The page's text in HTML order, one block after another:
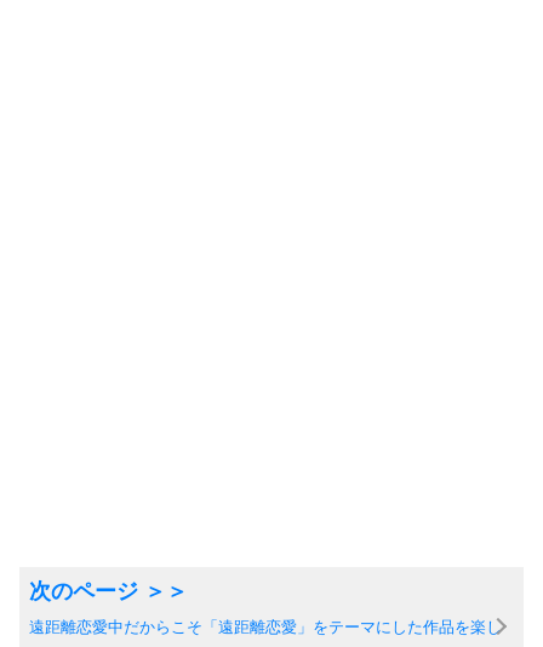
遠距離恋愛中だからこそ「遠距離恋愛」をテーマにした作品を楽し